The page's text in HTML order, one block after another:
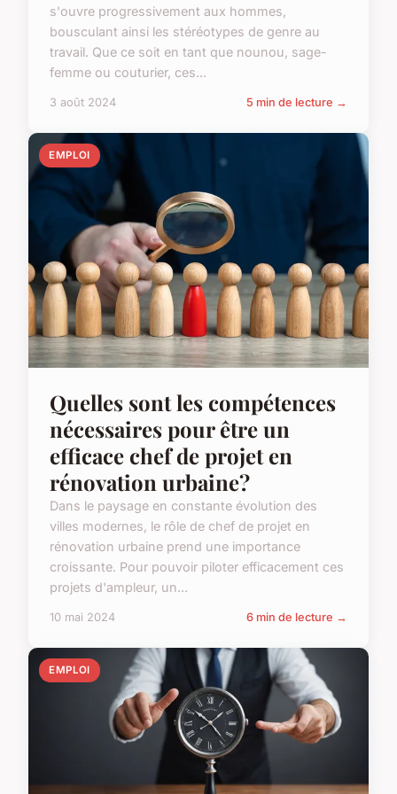
s'ouvre progressivement aux hommes,
bousculant ainsi les stéréotypes de genre au
travail. Que ce soit en tant que nounou, sage-
femme ou couturier, ces...
3 août 2024 5 min de lecture →
EMPLOI
Quelles sont les compétences
nécessaires pour être un
efficace chef de projet en
rénovation urbaine?
Dans le paysage en constante évolution des
villes modernes, le rôle de chef de projet en
rénovation urbaine prend une importance
croissante. Pour pouvoir piloter efficacement ces
projets d'ampleur, un...
10 mai 2024 6 min de lecture →
EMPLOI